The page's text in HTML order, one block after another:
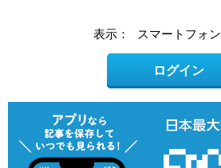
表示： スマートフォン
ログイン